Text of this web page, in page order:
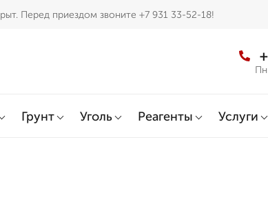
Перед приездом звоните +7 931 33-52-18!
Грунт Уголь Реагенты Услуги